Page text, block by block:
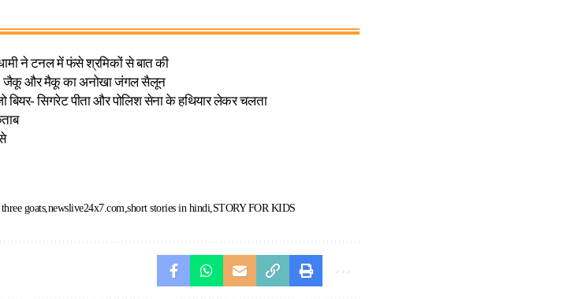
ने टनल में फंसे श्रमिकों से बात की
जैकू और मैकू का अनोखा जंगल सैलून
सिगरेट पीता और पोलिश सेना के हथियार लेकर चलता
goats newslive24x7.com short stories in hindi STORY FOR KIDS